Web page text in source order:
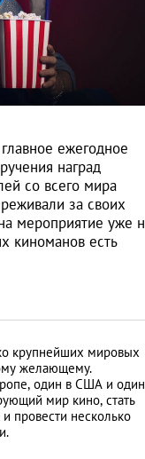
ежегодное
наград
со всего мира
за своих
мероприятие уже
киноманов есть
крупнейших мировых
желающему.
один в США и один
мир кино, стать
провести несколько